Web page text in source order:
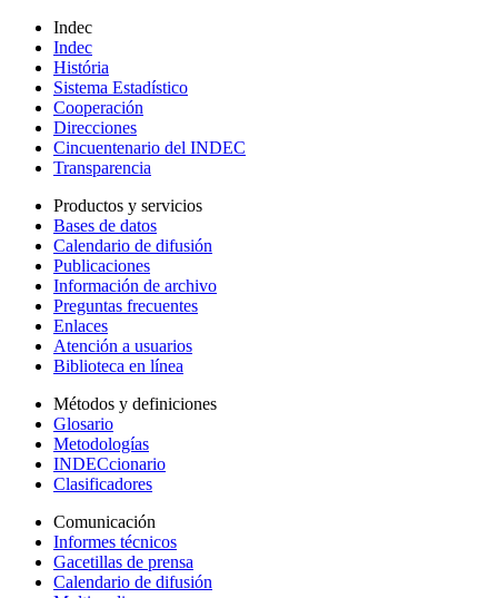
Indec
Indec
História
Sistema Estadístico
Cooperación
Direcciones
Cincuentenario del INDEC
Transparencia
Productos y servicios
Bases de datos
Calendario de difusión
Publicaciones
Información de archivo
Preguntas frecuentes
Enlaces
Atención a usuarios
Biblioteca en línea
Métodos y definiciones
Glosario
Metodologías
INDECcionario
Clasificadores
Comunicación
Informes técnicos
Gacetillas de prensa
Calendario de difusión